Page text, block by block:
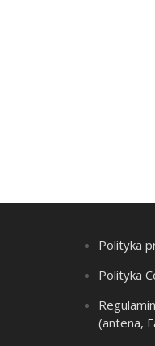
Polityka
Polityka
(antena,